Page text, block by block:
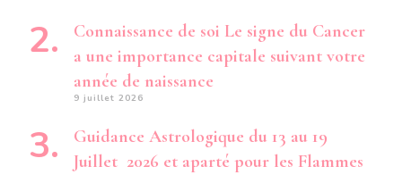
Connaissance de soi Le signe du Cancer
a une importance capitale suivant votre
année de naissance
9 juillet 2026
Guidance Astrologique du 13 au 19
Juillet 2026 et aparté pour les Flammes